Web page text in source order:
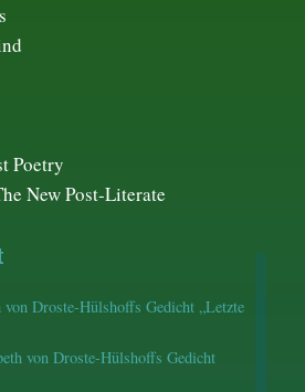
Poetry
New Post-Literate
von Droste-Hülshoffs Gedicht „Letzte
von Droste-Hülshoffs Gedicht